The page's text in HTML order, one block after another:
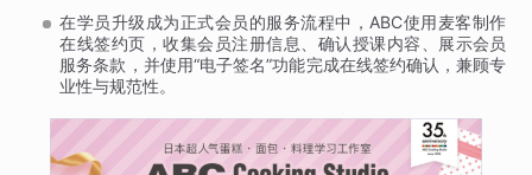
在学员升级成为正式会员的服务流程中，ABC使用麦客制作
在线签约页，收集会员注册信息、确认授课内容、展示会员
服务条款，并使用“电子签名”功能完成在线签约确认，兼顾专
业性与规范性。